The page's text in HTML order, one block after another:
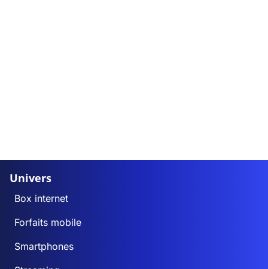
Univers
Box internet
Forfaits mobile
Smartphones